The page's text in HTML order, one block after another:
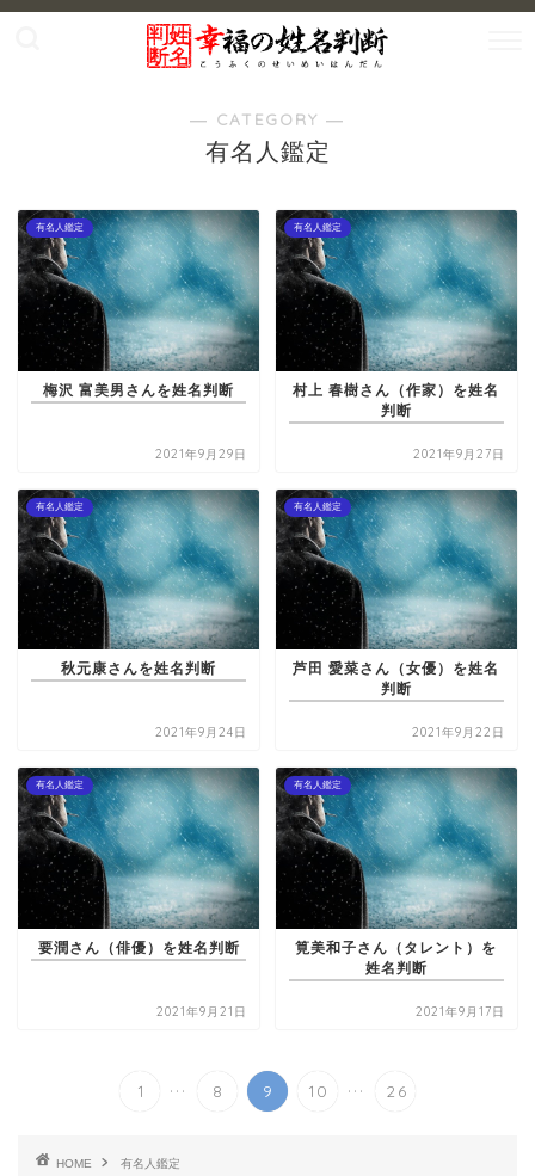
― CATEGORY ―
有名人鑑定
有名人鑑定
梅沢 富美男さんを姓名判断
2021年9月29日
有名人鑑定
村上 春樹さん（作家）を姓名
判断
2021年9月27日
有名人鑑定
秋元康さんを姓名判断
2021年9月24日
有名人鑑定
芦田 愛菜さん（女優）を姓名
判断
2021年9月22日
有名人鑑定
要潤さん（俳優）を姓名判断
2021年9月21日
有名人鑑定
筧美和子さん（タレント）を
姓名判断
2021年9月17日
1 ... 8 9 10 ... 26
HOME 有名人鑑定